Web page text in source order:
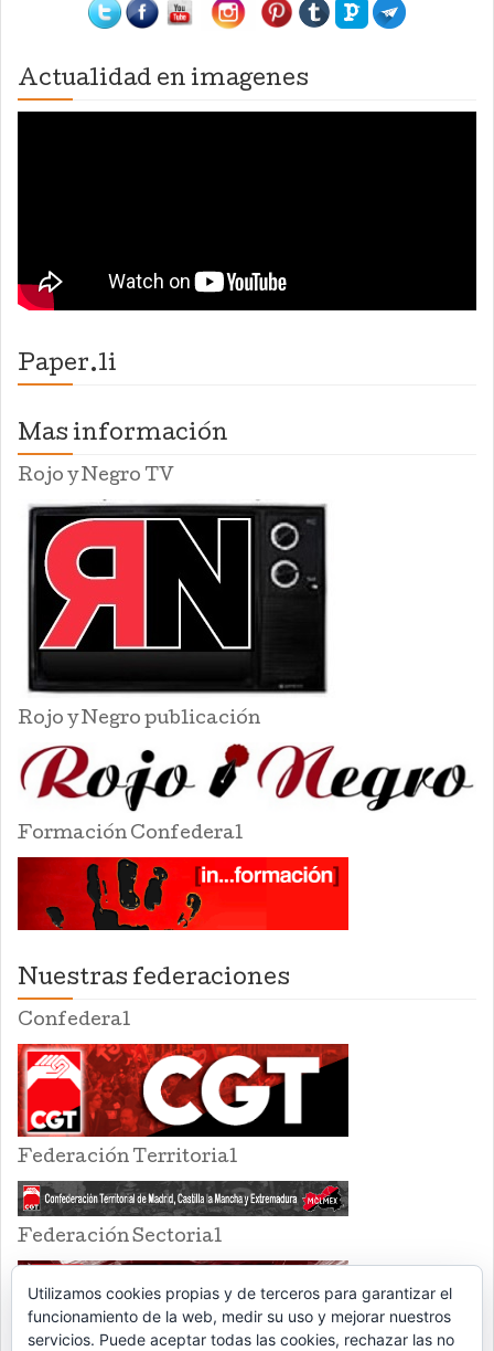
Actualidad en imagenes
Paper.li
Mas información
Rojo y Negro TV
Rojo y Negro publicación
Formación Confederal
Nuestras federaciones
Confederal
Federación Territorial
Federación Sectorial
Utilizamos cookies propias y de terceros para garantizar el
funcionamiento de la web, medir su uso y mejorar nuestros
servicios. Puede aceptar todas las cookies, rechazar las no